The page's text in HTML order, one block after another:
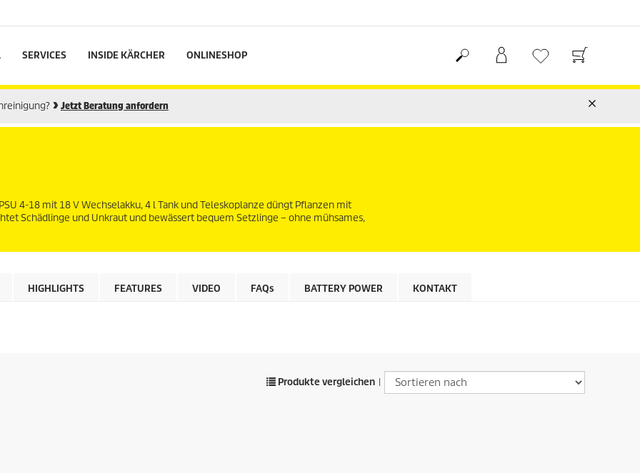
SERVICES INSIDE KÄRCHER ONLINESHOP
Jetzt Beratung anfordern
4-18 mit 18 V Wechselakku, 4 l Tank und Teleskoplanze düngt Pflanzen mit
Schädlinge und Unkraut und bewässert bequem Setzlinge – ohne mühsames,
HIGHLIGHTS FEATURES VIDEO FAQs BATTERY POWER KONTAKT
Produkte vergleichen |